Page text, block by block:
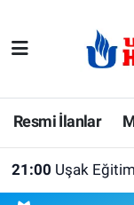
Resmi İlanlar
21:00 Uşak Eğitim ve
E-Gazete
Ekonomi
Uşak Hava
Uşak Trafik